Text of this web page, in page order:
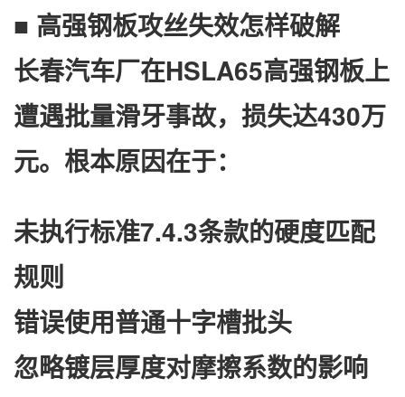
■ 高强钢板攻丝失效怎样破解
长春汽车厂在HSLA65高强钢板上
遭遇批量滑牙事故，损失达430万
元。根本原因在于：
未执行标准7.4.3条款的硬度匹配
规则
错误使用普通十字槽批头
忽略镀层厚度对摩擦系数的影响